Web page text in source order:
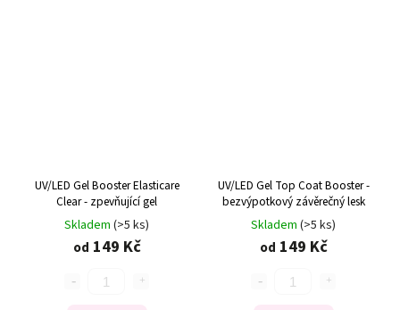
UV/LED Gel Booster Elasticare
Clear - zpevňující gel
Skladem (>5 ks)
od 149 Kč
UV/LED Gel Top Coat Booster -
bezvýpotkový závěrečný lesk
Skladem (>5 ks)
od 149 Kč